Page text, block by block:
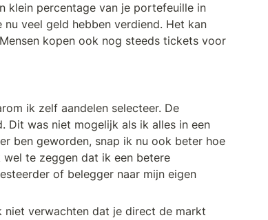
klein percentage van je portefeuille in
veel geld hebben verdiend. Het kan
kopen ook nog steeds tickets voor
ik zelf aandelen selecteer. De
Dit was niet mogelijk als ik alles in een
ben geworden, snap ik nu ook beter hoe
te zeggen dat ik een betere
of belegger naar mijn eigen
niet verwachten dat je direct de markt